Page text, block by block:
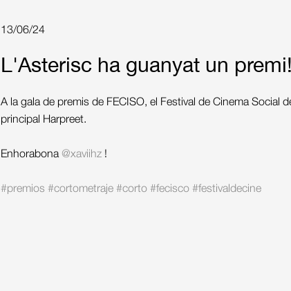
13/06/24
L'Asterisc ha guanyat un premi!
A la gala de premis de FECISO, el Festival de Cinema
principal Harpreet.
Enhorabona @xaviihz !
#premios #cortometraje #corto #fecisco #festivaldecine